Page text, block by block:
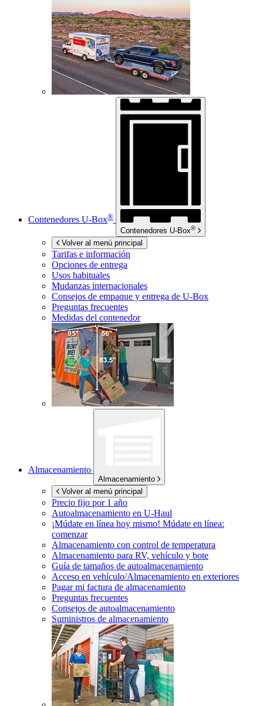
Contenedores U-Box®
Contenedores U-Box®
Volver al menú principal
Tarifas e información
Opciones de entrega
Usos habituales
Mudanzas internacionales
Consejos de empaque y entrega de U-Box
Preguntas frecuentes
Medidas del contenedor
Almacenamiento
Almacenamiento
Volver al menú principal
Precio fijo por 1 año
Autoalmacenamiento en U-Haul
¡Múdate en línea hoy mismo! Múdate en línea:
comenzar
Almacenamiento con control de temperatura
Almacenamiento para RV, vehículo y bote
Guía de tamaños de autoalmacenamiento
Acceso en vehículo/Almacenamiento en exteriores
Pagar mi factura de almacenamiento
Preguntas frecuentes
Consejos de autoalmacenamiento
Suministros de almacenamiento